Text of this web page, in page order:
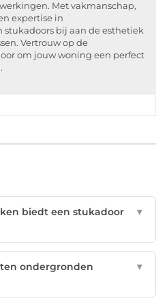
Met vakmanschap,
expertise in
bij aan de esthetiek
Vertrouw op de
om jouw woning een perfect
biedt een stukadoor
▼
ondergronden
▼